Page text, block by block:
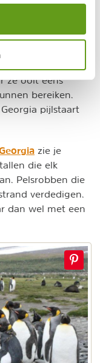
ze ooit eens
bereiken.
pijlstaart
zie je
die elk
Pelsrobben die
verdedigen.
dan wel met een